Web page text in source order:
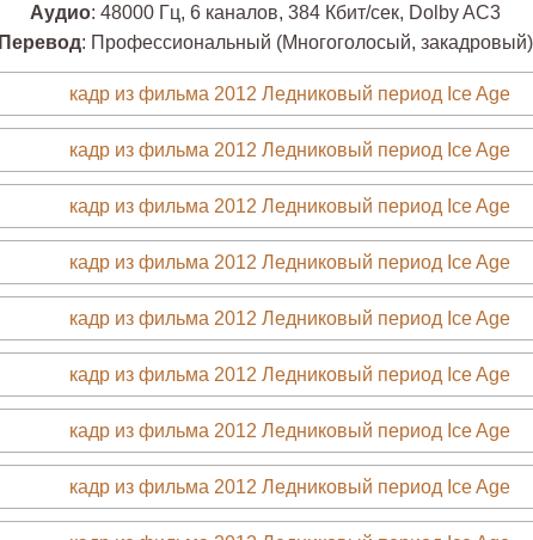
Аудио: 48000 Гц, 6 каналов, 384 Кбит/сек, Dolby AC3
Перевод: Профессиональный (Многоголосый, закадровый)